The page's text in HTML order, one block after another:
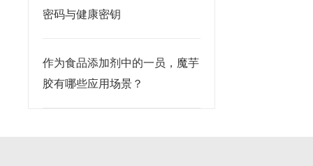
密码与健康密钥
作为食品添加剂中的一员，魔芋
胶有哪些应用场景？